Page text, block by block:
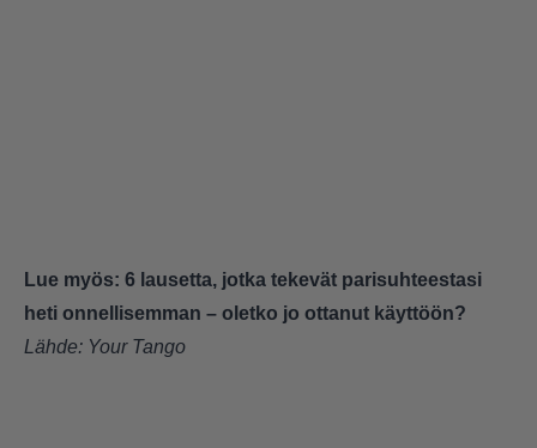
Lue myös: 6 lausetta, jotka tekevät parisuhteestasi
heti onnellisemman – oletko jo ottanut käyttöön?
Lähde: Your Tango